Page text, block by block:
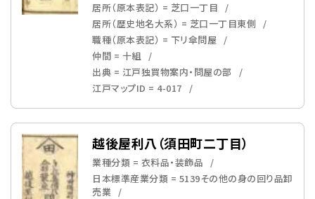
居所（原本表記） = 芝口一丁目
居所（歴史地名大系） = 芝口一丁目東側
職種（原本表記） = 下リ傘問屋
仲間 = 十組
出典 = 江戸独買物案内・問屋の部
江戸マップID = 4-017
越後屋利八（須田町二丁目）
業種分類 = 衣料品・装飾品
日本標準産業分類 = 5139その他の身の回り品卸
売業